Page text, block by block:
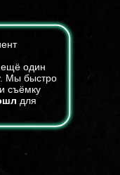
ещё один
Мы быстро
съёмку
для